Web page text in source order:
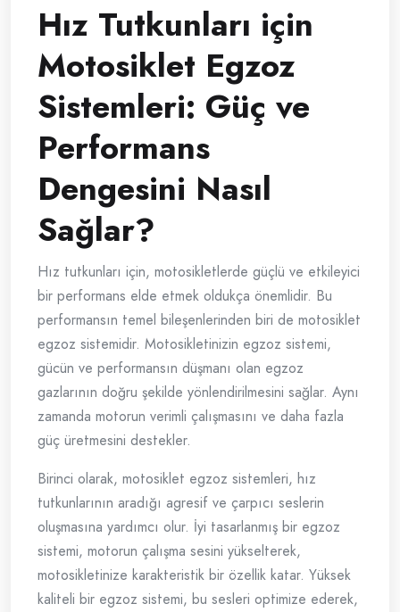
Hız Tutkunları için
Motosiklet Egzoz
Sistemleri: Güç ve
Performans
Dengesini Nasıl
Sağlar?
Hız tutkunları için, motosikletlerde güçlü ve etkileyici
bir performans elde etmek oldukça önemlidir. Bu
performansın temel bileşenlerinden biri de motosiklet
egzoz sistemidir. Motosikletinizin egzoz sistemi,
gücün ve performansın düşmanı olan egzoz
gazlarının doğru şekilde yönlendirilmesini sağlar. Aynı
zamanda motorun verimli çalışmasını ve daha fazla
güç üretmesini destekler.
Birinci olarak, motosiklet egzoz sistemleri, hız
tutkunlarının aradığı agresif ve çarpıcı seslerin
oluşmasına yardımcı olur. İyi tasarlanmış bir egzoz
sistemi, motorun çalışma sesini yükselterek,
motosikletinize karakteristik bir özellik katar. Yüksek
kaliteli bir egzoz sistemi, bu sesleri optimize ederek,